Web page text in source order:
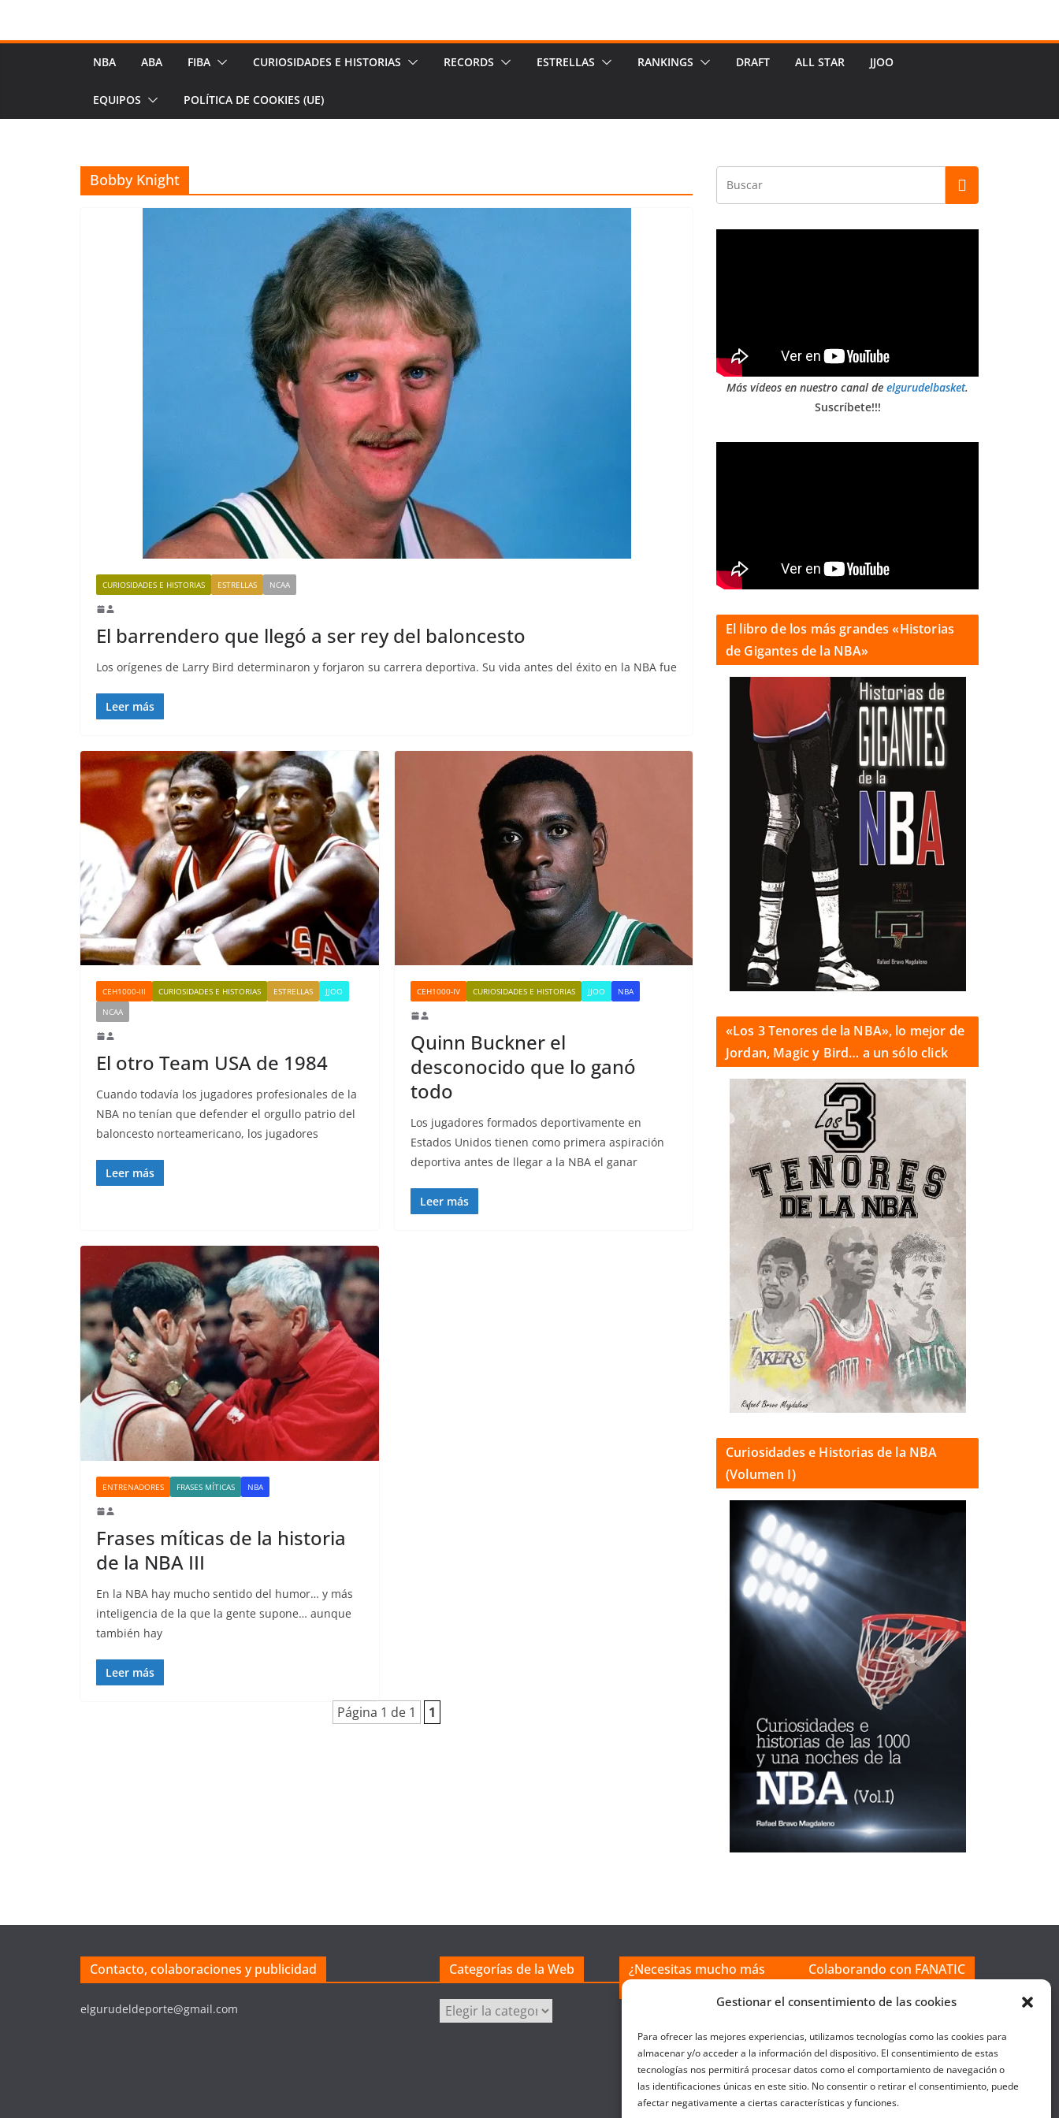
Gestionar el consentimiento de las cookies
Para ofrecer las mejores experiencias, utilizamos tecnologías como las cookies para
almacenar y/o acceder a la información del dispositivo. El consentimiento de estas
tecnologías nos permitirá procesar datos como el comportamiento de navegación o
las identificaciones únicas en este sitio. No consentir o retirar el consentimiento, puede
afectar negativamente a ciertas características y funciones.
NBA ABA FIBA CURIOSIDADES E HISTORIAS RECORDS ESTRELLAS RANKINGS DRAFT ALL STAR JJOO
EQUIPOS POLÍTICA DE COOKIES (UE)
Bobby Knight
CURIOSIDADES E HISTORIAS ESTRELLAS NCAA
El barrendero que llegó a ser rey del baloncesto
Los orígenes de Larry Bird determinaron y forjaron su carrera deportiva. Su vida antes del éxito en la NBA fue
Leer más
CEH1000-III CURIOSIDADES E HISTORIAS ESTRELLAS
JJOO
NCAA
El otro Team USA de 1984
Cuando todavía los jugadores profesionales de la
NBA no tenían que defender el orgullo patrio del
baloncesto norteamericano, los jugadores
Leer más
CEH1000-IV CURIOSIDADES E HISTORIAS JJOO NBA
Quinn Buckner el
desconocido que lo ganó
todo
Los jugadores formados deportivamente en
Estados Unidos tienen como primera aspiración
deportiva antes de llegar a la NBA el ganar
Leer más
ENTRENADORES FRASES MÍTICAS NBA
Frases míticas de la historia
de la NBA III
En la NBA hay mucho sentido del humor… y más
inteligencia de la que la gente supone… aunque
también hay
Leer más
Página 1 de 1 1
Más vídeos en nuestro canal de elgurudelbasket.
Suscríbete!!!
El libro de los más grandes «Historias
de Gigantes de la NBA»
«Los 3 Tenores de la NBA», lo mejor de
Jordan, Magic y Bird… a un sólo click
Curiosidades e Historias de la NBA
(Volumen I)
Contacto, colaboraciones y publicidad
elgurudeldeporte@gmail.com
Categorías de la Web
Categorías
¿Necesitas mucho más
excel?
Colaborando con FANATIC